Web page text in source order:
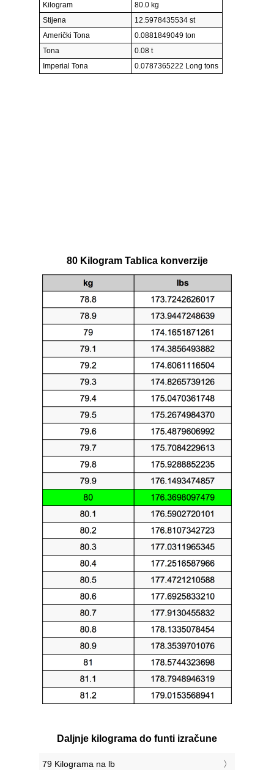
Kilogram
80.0 kg
Stijena
12.5978435534 st
Američki Tona
0.0881849049 ton
Tona
0.08 t
Imperial Tona
0.0787365222 Long tons
80 Kilogram Tablica konverzije
Daljnje kilograma do funti izračune
79 Kilograma na lb